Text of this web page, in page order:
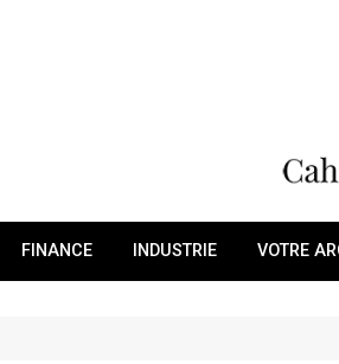
FINANCE INDUSTRIE VOTRE